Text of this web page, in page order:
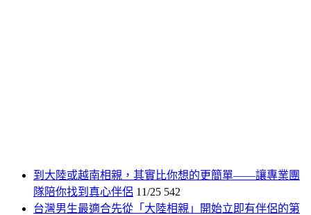
到大陸或越南相親，其實比你想的更簡單——讓專業團
隊陪你找到真心伴侶 11/25 542
台灣男生最適合先從「大陸相親」開始立即有伴侶的第